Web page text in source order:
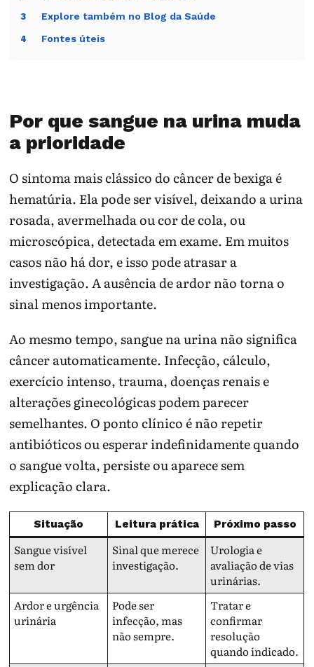
3 Explore também no Blog da Saúde
4 Fontes úteis
Por que sangue na urina muda
a prioridade
O sintoma mais clássico do câncer de bexiga é
hematúria. Ela pode ser visível, deixando a urina
rosada, avermelhada ou cor de cola, ou
microscópica, detectada em exame. Em muitos
casos não há dor, e isso pode atrasar a
investigação. A ausência de ardor não torna o
sinal menos importante.
Ao mesmo tempo, sangue na urina não significa
câncer automaticamente. Infecção, cálculo,
exercício intenso, trauma, doenças renais e
alterações ginecológicas podem parecer
semelhantes. O ponto clínico é não repetir
antibióticos ou esperar indefinidamente quando
o sangue volta, persiste ou aparece sem
explicação clara.
Situação Leitura prática Próximo passo
Sangue visível
sem dor
Sinal que merece
investigação.
Urologia e
avaliação de vias
urinárias.
Ardor e urgência
urinária
Pode ser
infecção, mas
não sempre.
Tratar e
confirmar
resolução
quando indicado.